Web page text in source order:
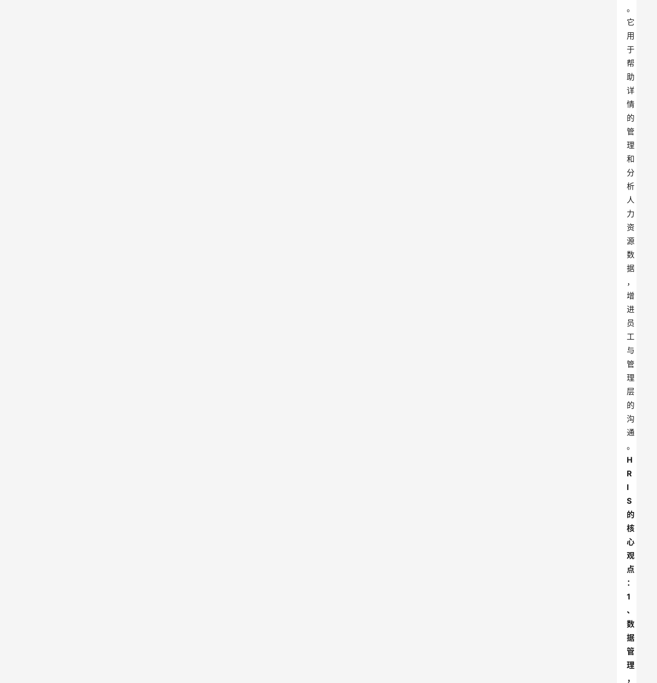
。
它
用
于
帮
助
详
情
的
管
理
和
分
析
人
力
资
源
数
据
，
增
进
员
工
与
管
理
层
的
沟
通
。
H
R
I
S
的
核
心
观
点
：
1
、
数
据
管
理
，